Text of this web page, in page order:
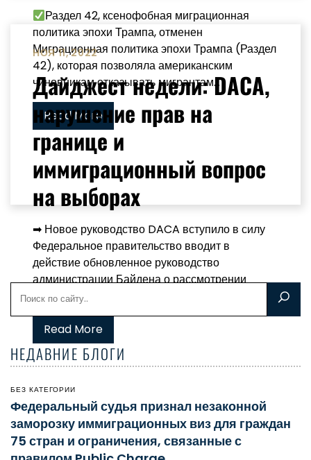
Раздел 42, ксенофобная миграционная
политика эпохи Трампа, отменен
Миграционная политика эпохи Трампа (Раздел
42), которая позволяла американским
чиновникам отказывать мигрантам...
Read More
НОЯ 11, 2022
Дайджест недели: DACA,
нарушение прав на
границе и
иммиграционный вопрос
на выборах
➡ Новое руководство DACA вступило в силу
Федеральное правительство вводит в
действие обновленное руководство
администрации Байдена о рассмотрении
заявок на участие...
Read More
НЕДАВНИЕ БЛОГИ
БЕЗ КАТЕГОРИИ
Федеральный судья признал незаконной
заморозку иммиграционных виз для граждан
75 стран и ограничения, связанные с